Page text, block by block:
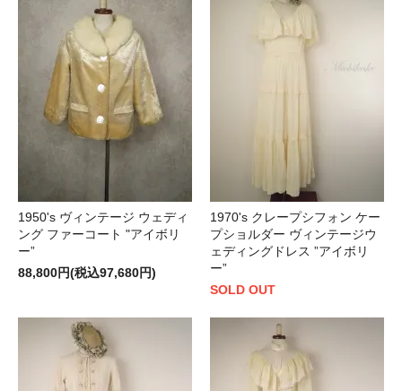
1950's ヴィンテージ ウェディ
ング ファーコート "アイボリ
ー”
88,800円(税込97,680円)
1970's クレープシフォン ケー
プショルダー ヴィンテージウ
ェディングドレス ”アイボリ
ー”
SOLD OUT